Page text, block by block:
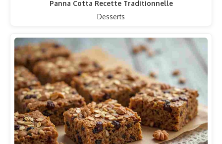
Panna Cotta Recette Traditionnelle
Desserts